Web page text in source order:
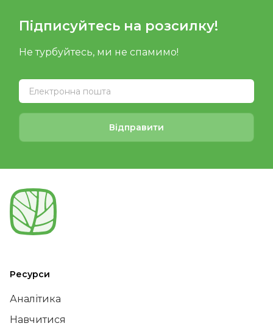
Підписуйтесь на розсилку!
Не турбуйтесь, ми не спамимо!
Відправити
Ресурси
Аналітика
Навчитися